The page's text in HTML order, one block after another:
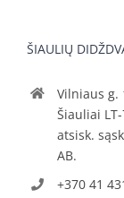
ŠIAULIŲ
Vilniaus g.
Šiauliai
atsisk.
AB.
+370 41